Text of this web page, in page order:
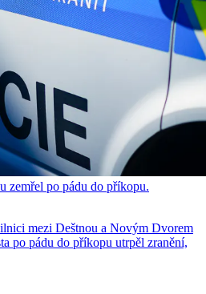
zemřel po pádu do příkopu.
mezi Deštnou a Novým Dvorem
po pádu do příkopu utrpěl zranění,